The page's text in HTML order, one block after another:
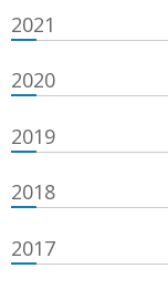
2021
2020
2019
2018
2017